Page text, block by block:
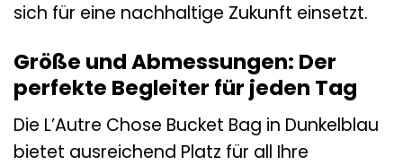
sich für eine nachhaltige Zukunft einsetzt.
Größe und Abmessungen: Der
perfekte Begleiter für jeden Tag
Die L’Autre Chose Bucket Bag in Dunkelblau
bietet ausreichend Platz für all Ihre